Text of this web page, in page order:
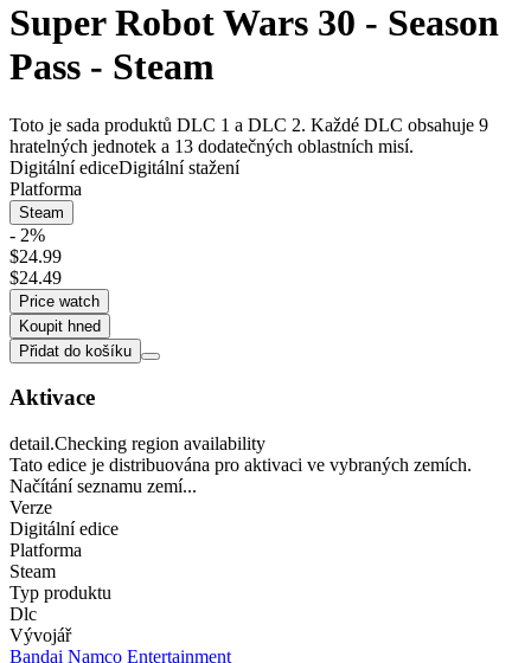
Super Robot Wars 30 - Season
Pass - Steam
Toto je sada produktů DLC 1 a DLC 2. Každé DLC obsahuje 9
hratelných jednotek a 13 dodatečných oblastních misí.
Digitální ediceDigitální stažení
Platforma
Steam
- 2%
$24.99
$24.49
Price watch
Koupit hned
Přidat do košíku
Aktivace
detail.Checking region availability
Tato edice je distribuována pro aktivaci ve vybraných zemích.
Načítání seznamu zemí...
Verze
Digitální edice
Platforma
Steam
Typ produktu
Dlc
Vývojář
Bandai Namco Entertainment